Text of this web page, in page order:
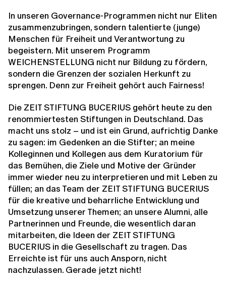
In unseren Governance-Programmen nicht nur Eliten
zusammenzubringen, sondern talentierte (junge)
Menschen für Freiheit und Verantwortung zu
begeistern. Mit unserem Programm
WEICHENSTELLUNG nicht nur Bildung zu fördern,
sondern die Grenzen der sozialen Herkunft zu
sprengen. Denn zur Freiheit gehört auch Fairness!
Die ZEIT STIFTUNG BUCERIUS gehört heute zu den
renommiertesten Stiftungen in Deutschland. Das
macht uns stolz – und ist ein Grund, aufrichtig Danke
zu sagen: im Gedenken an die Stifter; an meine
Kolleginnen und Kollegen aus dem Kuratorium für
das Bemühen, die Ziele und Motive der Gründer
immer wieder neu zu interpretieren und mit Leben zu
füllen; an das Team der ZEIT STIFTUNG BUCERIUS
für die kreative und beharrliche Entwicklung und
Umsetzung unserer Themen; an unsere Alumni, alle
Partnerinnen und Freunde, die wesentlich daran
mitarbeiten, die Ideen der ZEIT STIFTUNG
BUCERIUS in die Gesellschaft zu tragen. Das
Erreichte ist für uns auch Ansporn, nicht
nachzulassen. Gerade jetzt nicht!